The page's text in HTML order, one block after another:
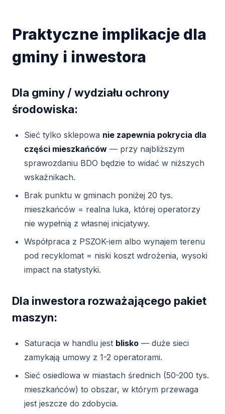
Praktyczne implikacje dla
gminy i inwestora
Dla gminy / wydziału ochrony
środowiska:
Sieć tylko sklepowa nie zapewnia pokrycia dla
części mieszkańców — przy najbliższym
sprawozdaniu BDO będzie to widać w niższych
wskaźnikach.
Brak punktu w gminach poniżej 20 tys.
mieszkańców = realna luka, której operatorzy
nie wypełnią z własnej inicjatywy.
Współpraca z PSZOK-iem albo wynajem terenu
pod recyklomat = niski koszt wdrożenia, wysoki
impact na statystyki.
Dla inwestora rozważającego pakiet
maszyn:
Saturacja w handlu jest blisko — duże sieci
zamykają umowy z 1-2 operatorami.
Sieć osiedlowa w miastach średnich (50-200 tys.
mieszkańców) to obszar, w którym przewaga
jest jeszcze do zdobycia.